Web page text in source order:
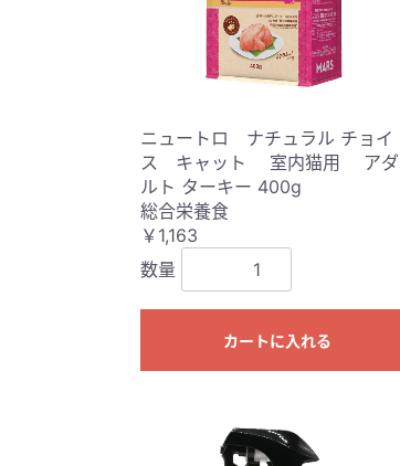
ニュートロ ナチュラル チョイ
ス キャット 室内猫用 アダ
ルト ターキー 400g
総合栄養食
￥1,163
数量
カートに入れる